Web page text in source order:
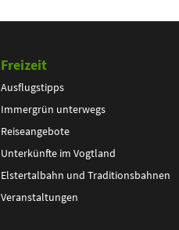
Freizeit
Ausflugstipps
Immergrün unterwegs
Reiseangebote
Unterkünfte im Vogtland
Elstertalbahn und Traditionsbahnen
Veranstaltungen